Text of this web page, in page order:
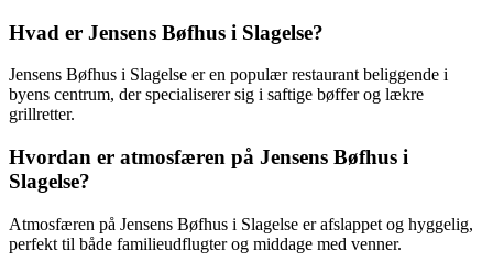
Hvad er Jensens Bøfhus i Slagelse?
Jensens Bøfhus i Slagelse er en populær restaurant beliggende i
byens centrum, der specialiserer sig i saftige bøffer og lækre
grillretter.
Hvordan er atmosfæren på Jensens Bøfhus i
Slagelse?
Atmosfæren på Jensens Bøfhus i Slagelse er afslappet og hyggelig,
perfekt til både familieudflugter og middage med venner.